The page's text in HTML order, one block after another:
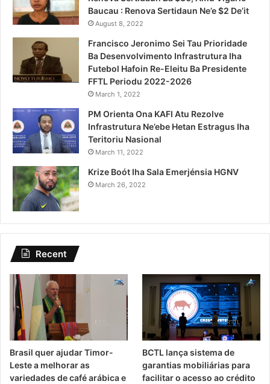
Baucau : Renova Sertidaun Ne’e $2 De’it
August 8, 2022
Francisco Jeronimo Sei Tau Prioridade
Ba Desenvolvimento Infrastrutura Iha
Futebol Hafoin Re-Eleitu Ba Presidente
FFTL Periodu 2022-2026
March 1, 2022
PM Orienta Ona KAFI Atu Rezolve
Infrastrutura Ne’ebe Hetan Estragus Iha
Teritoriu Nasional
March 11, 2022
Krize Boót Iha Sala Emerjénsia HGNV
March 26, 2022
Recent
Brasil quer ajudar Timor-
Leste a melhorar as
variedades de café arábica e
BCTL lança sistema de
garantias mobiliárias para
facilitar o acesso ao crédito